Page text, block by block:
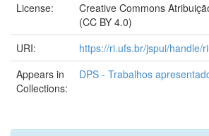
License:
Creative Commons
(CC BY 4.0)
URI:
https://ri.ufs.br/jspui/handle/
Appears in
Collections:
DPS - Trabalhos